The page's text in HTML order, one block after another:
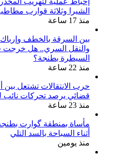
الشيرا وثلاثة قوارب
منذ 17 ساعة
بين السرقة بالخطف
والنقل السري.. هل خرجت
السيطرة بطنجة؟
منذ 22 ساعة
حرب الانتقالات تشتعل
قضائي يرصد تحركات نائب
منذ 23 ساعة
مأساة بمنطقة گوارت
أثناء السباحة بالسد التلي
منذ يومين